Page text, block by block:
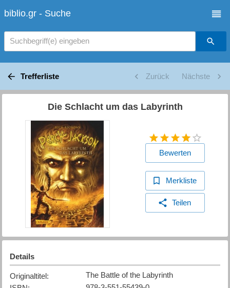
biblio.gr - Suche
Suchbegriff(e) eingeben
Trefferliste Zurück Nächste
Die Schlacht um das Labyrinth
Bewerten
Merkliste
Teilen
Details
Originaltitel:
The Battle of the Labyrinth